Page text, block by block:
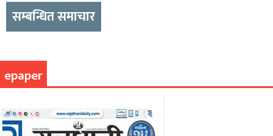
सम्बन्धित समाचार
epaper